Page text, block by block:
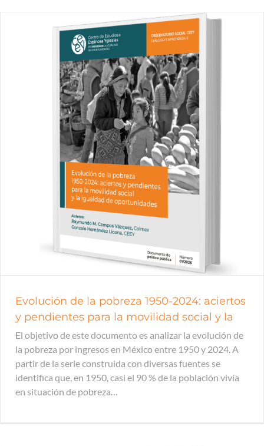
Evolución de la pobreza 1950-2024: aciertos
y pendientes para la movilidad social y la
El objetivo de este documento es analizar la evolución de
la pobreza por ingresos en México entre 1950 y 2024. A
partir de la serie construida con diversas fuentes se
identifica que, en 1950, casi el 90 % de la población vivía
en situación de pobreza…